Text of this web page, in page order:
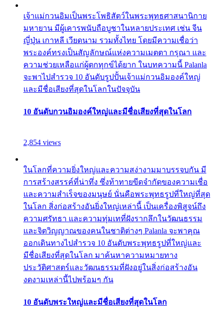
เจ้าแม่กวนอิมเป็นพระโพธิสัตว์ในพระพุทธศาสนานิกาย
มหายาน มีผู้เคารพนับถือบูชาในหลายประเทศ เช่น จีน
ญี่ปุ่น เกาหลี เวียดนาม รวมทั้งไทย โดยมีความเชื่อว่า
พระองค์ทรงเป็นสัญลักษณ์แห่งความเมตตา กรุณา และ
ความช่วยเหลือแก่ผู้ตกทุกข์ได้ยาก ในบทความนี้ Palanla
จะพาไปสำรวจ 10 อันดับรูปปั้นเจ้าแม่กวนอิมองค์ใหญ่
และมีชื่อเสียงที่สุดในโลกในปัจจุบัน
10 อันดับกวนอิมองค์ใหญ่และมีชื่อเสียงที่สุดในโลก
2,854 views
ในโลกที่ความยิ่งใหญ่และความสง่างามมาบรรจบกัน มี
การสร้างสรรค์ที่น่าทึ่ง ซึ่งท้าทายขีดจำกัดของความเชื่อ
และความสำเร็จของมนุษย์ นั่นคือพระพุทธรูปที่ใหญ่ที่สุด
ในโลก สิ่งก่อสร้างอันยิ่งใหญ่เหล่านี้ เป็นเครื่องพิสูจน์ถึง
ความศรัทธา และความทุ่มเทที่ฝังรากลึกในวัฒนธรรม
และจิตวิญญาณของคนในชาติต่างๆ Palanla จะพาคุณ
ออกเดินทางไปสำรวจ 10 อันดับพระพุทธรูปที่ใหญ่และ
มีชื่อเสียงที่สุดในโลก มาค้นหาความหมายทาง
ประวัติศาสตร์และวัฒนธรรมที่ฝังอยู่ในสิ่งก่อสร้างอัน
งดงามเหล่านี้ไปพร้อมๆ กัน
10 อันดับพระใหญ่และมีชื่อเสียงที่สุดในโลก